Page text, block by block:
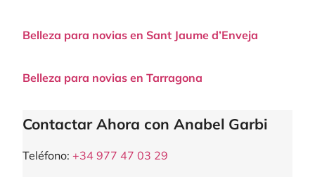
Belleza para novias en Sant Jaume d’Enveja
Belleza para novias en Tarragona
Contactar Ahora con Anabel Garbi
Teléfono: +34 977 47 03 29